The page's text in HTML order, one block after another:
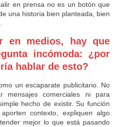
en prensa no es un botón que
una historia bien planteada, bien
en medios, hay que
incómoda: ¿por
hablar de esto?
un escaparate publicitario. No
mensajes comerciales ni para
hecho de existir. Su función
contexto, expliquen algo
mejor lo que está pasando